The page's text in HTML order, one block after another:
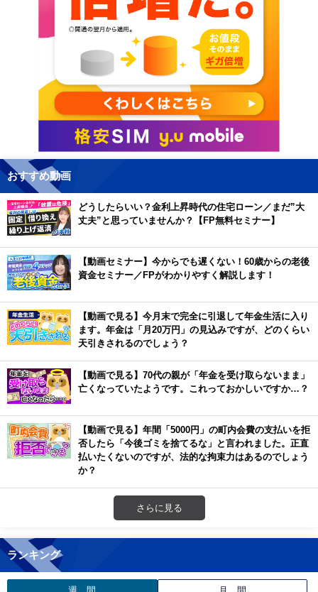
おすすめ動画
どうしたらいい？金利上昇時代の住宅ローン／まだ”大
丈夫”と思っていませんか？【FP無料セミナー】
【動画セミナー】今からでも遅くない！60歳からの老後
資金セミナー／FPがわかりやすく解説します！
【動画で見る】今月末で完全に引退して年金生活に入り
ます。年金は「月20万円」の見込みですが、どのくらい
天引きされるのでしょう？
【動画で見る】70代の親が「年金を受け取らないまま」
亡くなっていたようです。これっておかしいですか…？
【動画で見る】年間「5000円」の町内会費の支払いを拒
否したら「今後ゴミを捨てるな」と言われました。正直
払いたくないのですが、法的な拘束力はあるのでしょう
か？
さらに見る
ランキング
週 間 月 間